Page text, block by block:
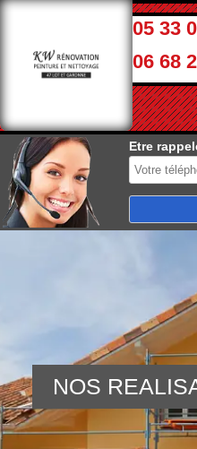
05 33
06 68
Etre
NOS